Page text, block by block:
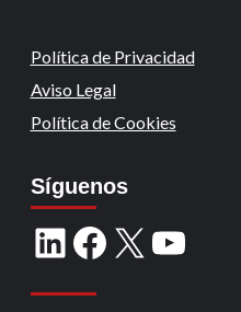
Política de Privacidad
Aviso Legal
Política de Cookies
Síguenos